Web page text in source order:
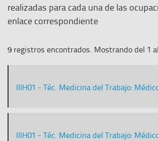
realizadas para cada una de las
enlace correspondiente
9 registros encontrados. Mostrando del 1
IIIH01 - Téc. Medicina del Trabajo:
IIIH01 - Téc. Medicina del Trabajo: